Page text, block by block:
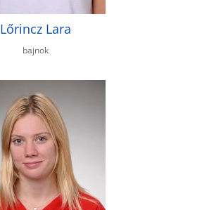
Lőrincz Lara
bajnok